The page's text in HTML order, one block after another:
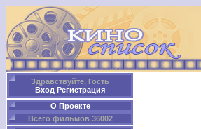
Здравствуйте, Гость
Вход Регистрация
О Проекте
Всего фильмов 36002